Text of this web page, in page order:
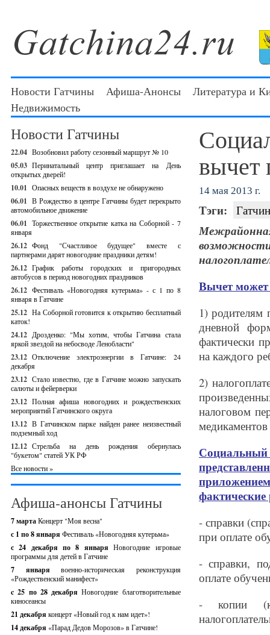
Новости Гатчины Афиша-Анонсы
Литература и
Недвижимость
Новости Гатчины
22.04 Возобновил работу сезонный маршрут № 10
05.03 Перинатальный центр приглашает на День
открытых дверей!
10.01 Опасных веществ в воздухе не обнаружено
06.01 В Рождество в центре Гатчины будет перекрыто
автомобильное движение
06.01 Торжественное открытие катка на Соборной - 7
января
26.12 Фонд "Счастливое будущее" вместе с
партнерами дарят новогодние праздники детям!
26.12 График работы городских и пригородных
автобусов в период новогодних праздников
26.12 Фестиваль «Новогодняя кутерьма» - с 1 по 8
января в Гатчине
25.12 На Соборной готовится к открытию бесплатный
каток!
24.12 Дрозденко: "Мы хотим, чтобы Гатчина стала
яркой звездой на небосводе Ленобласти"
23.12 Отключение электроэнергии в Гатчине: 24
декабря
23.12 Стало известно, где в Гатчине можно запускать
салюты и фейерверки
23.12 Полная афиша новогодних и рождественских
мероприятий Гатчинского округа
13.12 В Гатчинском парке найден ранее неизвестный
подземный ход
12.12 Стрельба на день рождения обернулась
"букетом" статей УК РФ
Все новости »
Афиша-анонсы Гатчины
7 мартаКонцерт "Моя весна"
с 1 по 8 января Фестиваль «Новогодняя кутерьма»
с 24 декабря по 8 январяНовогодние игровые
программы для детей в Гатчине
7 январявоенно-историческая реконструкция
«Рождественский манифест»
c 25 по 28 декабряНовогодние благотворительные
киносеансы
21 декабря концерт «Новый год к нам идет»!
14 декабря «Парад Дедов Морозов» в Гатчине!
вычет
14 мая 2013 г.
Тэги:
Вычет может
1) родителям
дневной
фактически
на каждого
2)
налоговом
фактические
- справки
при оплате
- справки,
оплате
- копии